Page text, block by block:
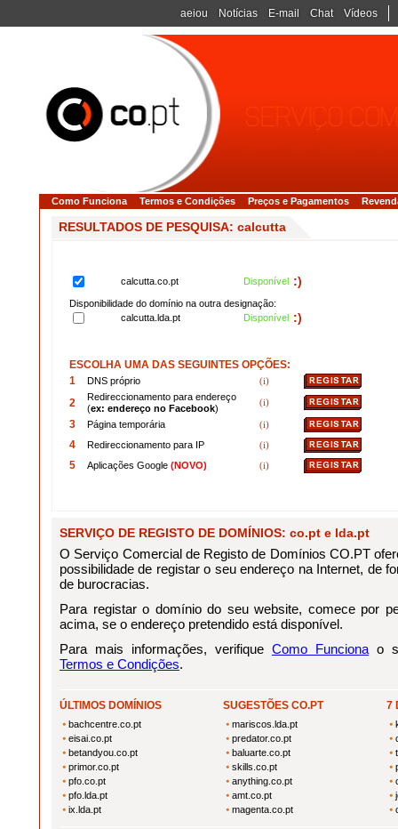
aeiou Notícias E-mail Chat Vídeos
Como Funciona Termos e Condições Preços e Pagamentos
RESULTADOS DE PESQUISA: calcutta
calcutta.co.pt Disponível :)
Disponibilidade do domínio na outra designação:
calcutta.lda.pt
Disponível :)
ESCOLHA UMA DAS SEGUINTES OPÇÕES:
1
DNS próprio (i)
2
Redireccionamento para endereço
(ex: endereço no Facebook)
(i)
3 Página temporária (i)
4 Redireccionamento para IP (i)
5 Aplicações Google (NOVO) (i)
SERVIÇO DE REGISTO DE DOMÍNIOS: co.pt e lda.pt
O Serviço Comercial de Registo de Domínios CO.PT
possibilidade de registar o seu endereço na Internet, de
de burocracias.
Para registar o domínio do seu website, comece por
acima, se o endereço pretendido está disponível.
Para mais informações, verifique Como Funciona o
Termos e Condições.
ÚLTIMOS DOMÍNIOS
bachcentre.co.pt
eisai.co.pt
betandyou.co.pt
primor.co.pt
pfo.co.pt
pfo.lda.pt
ix.lda.pt
SUGESTÕES CO.PT
mariscos.lda.pt
predator.co.pt
baluarte.co.pt
skills.co.pt
anything.co.pt
amt.co.pt
magenta.co.pt
7